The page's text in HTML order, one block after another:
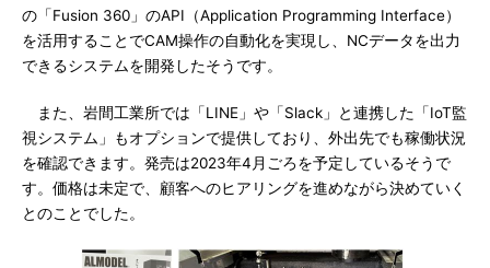
の「Fusion 360」のAPI（Application Programming Interface）
を活用することでCAM操作の自動化を実現し、NCデータを出力
できるシステムを開発したそうです。
また、岩間工業所では「LINE」や「Slack」と連携した「IoT監
視システム」もオプションで提供しており、外出先でも稼働状況
を確認できます。発売は2023年4月ごろを予定しているそうで
す。価格は未定で、顧客へのヒアリングを進めながら決めていく
とのことでした。